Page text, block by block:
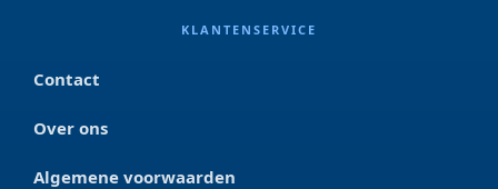
KLANTENSERVICE
Contact
Over ons
Algemene voorwaarden